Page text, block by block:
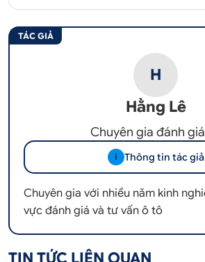
TÁC GIẢ
H
Hằng Lê
Chuyên gia đánh
i Thông tin tác giả
Chuyên gia với nhiều năm kinh
vực đánh giá và tư vấn ô tô